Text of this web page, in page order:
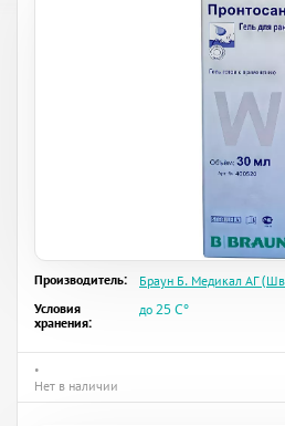
Производитель:
Браун Б. Медикал АГ
Условия
хранения:
до 25 C°
•
Нет в наличии